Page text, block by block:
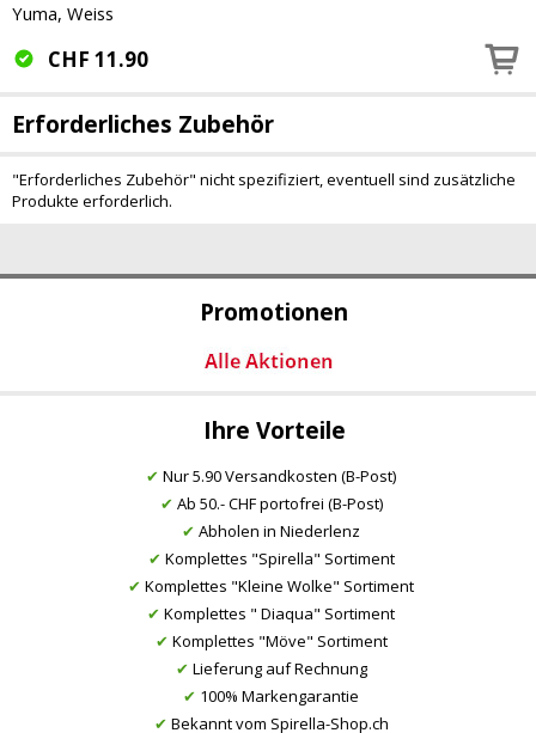
Promotionen
Ihre Vorteile
✔ Nur 5.90 Versandkosten (B-Post)
✔ Ab 50.- CHF portofrei (B-Post)
✔ Abholen in Niederlenz
✔ Komplettes "Spirella" Sortiment
✔ Komplettes "Kleine Wolke" Sortiment
✔ Komplettes " Diaqua" Sortiment
✔ Komplettes "Möve" Sortiment
✔ Lieferung auf Rechnung
✔ 100% Markengarantie
✔ Bekannt vom Spirella-Shop.ch
Yuma, Weiss
CHF 11.90
Erforderliches Zubehör
"Erforderliches Zubehör" nicht spezifiziert, eventuell sind zusätzliche
Produkte erforderlich.